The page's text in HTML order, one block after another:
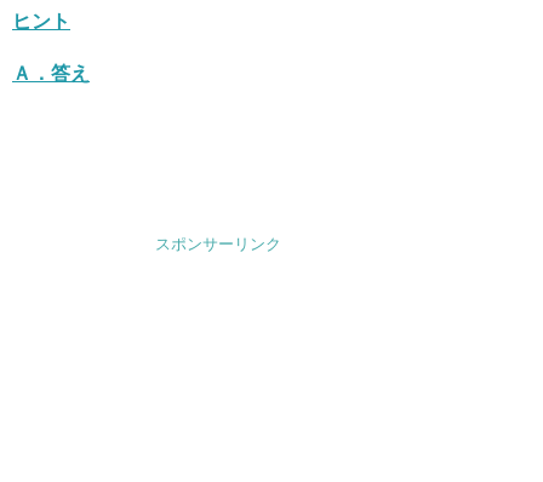
ヒント
Ａ． 答え
スポンサーリンク